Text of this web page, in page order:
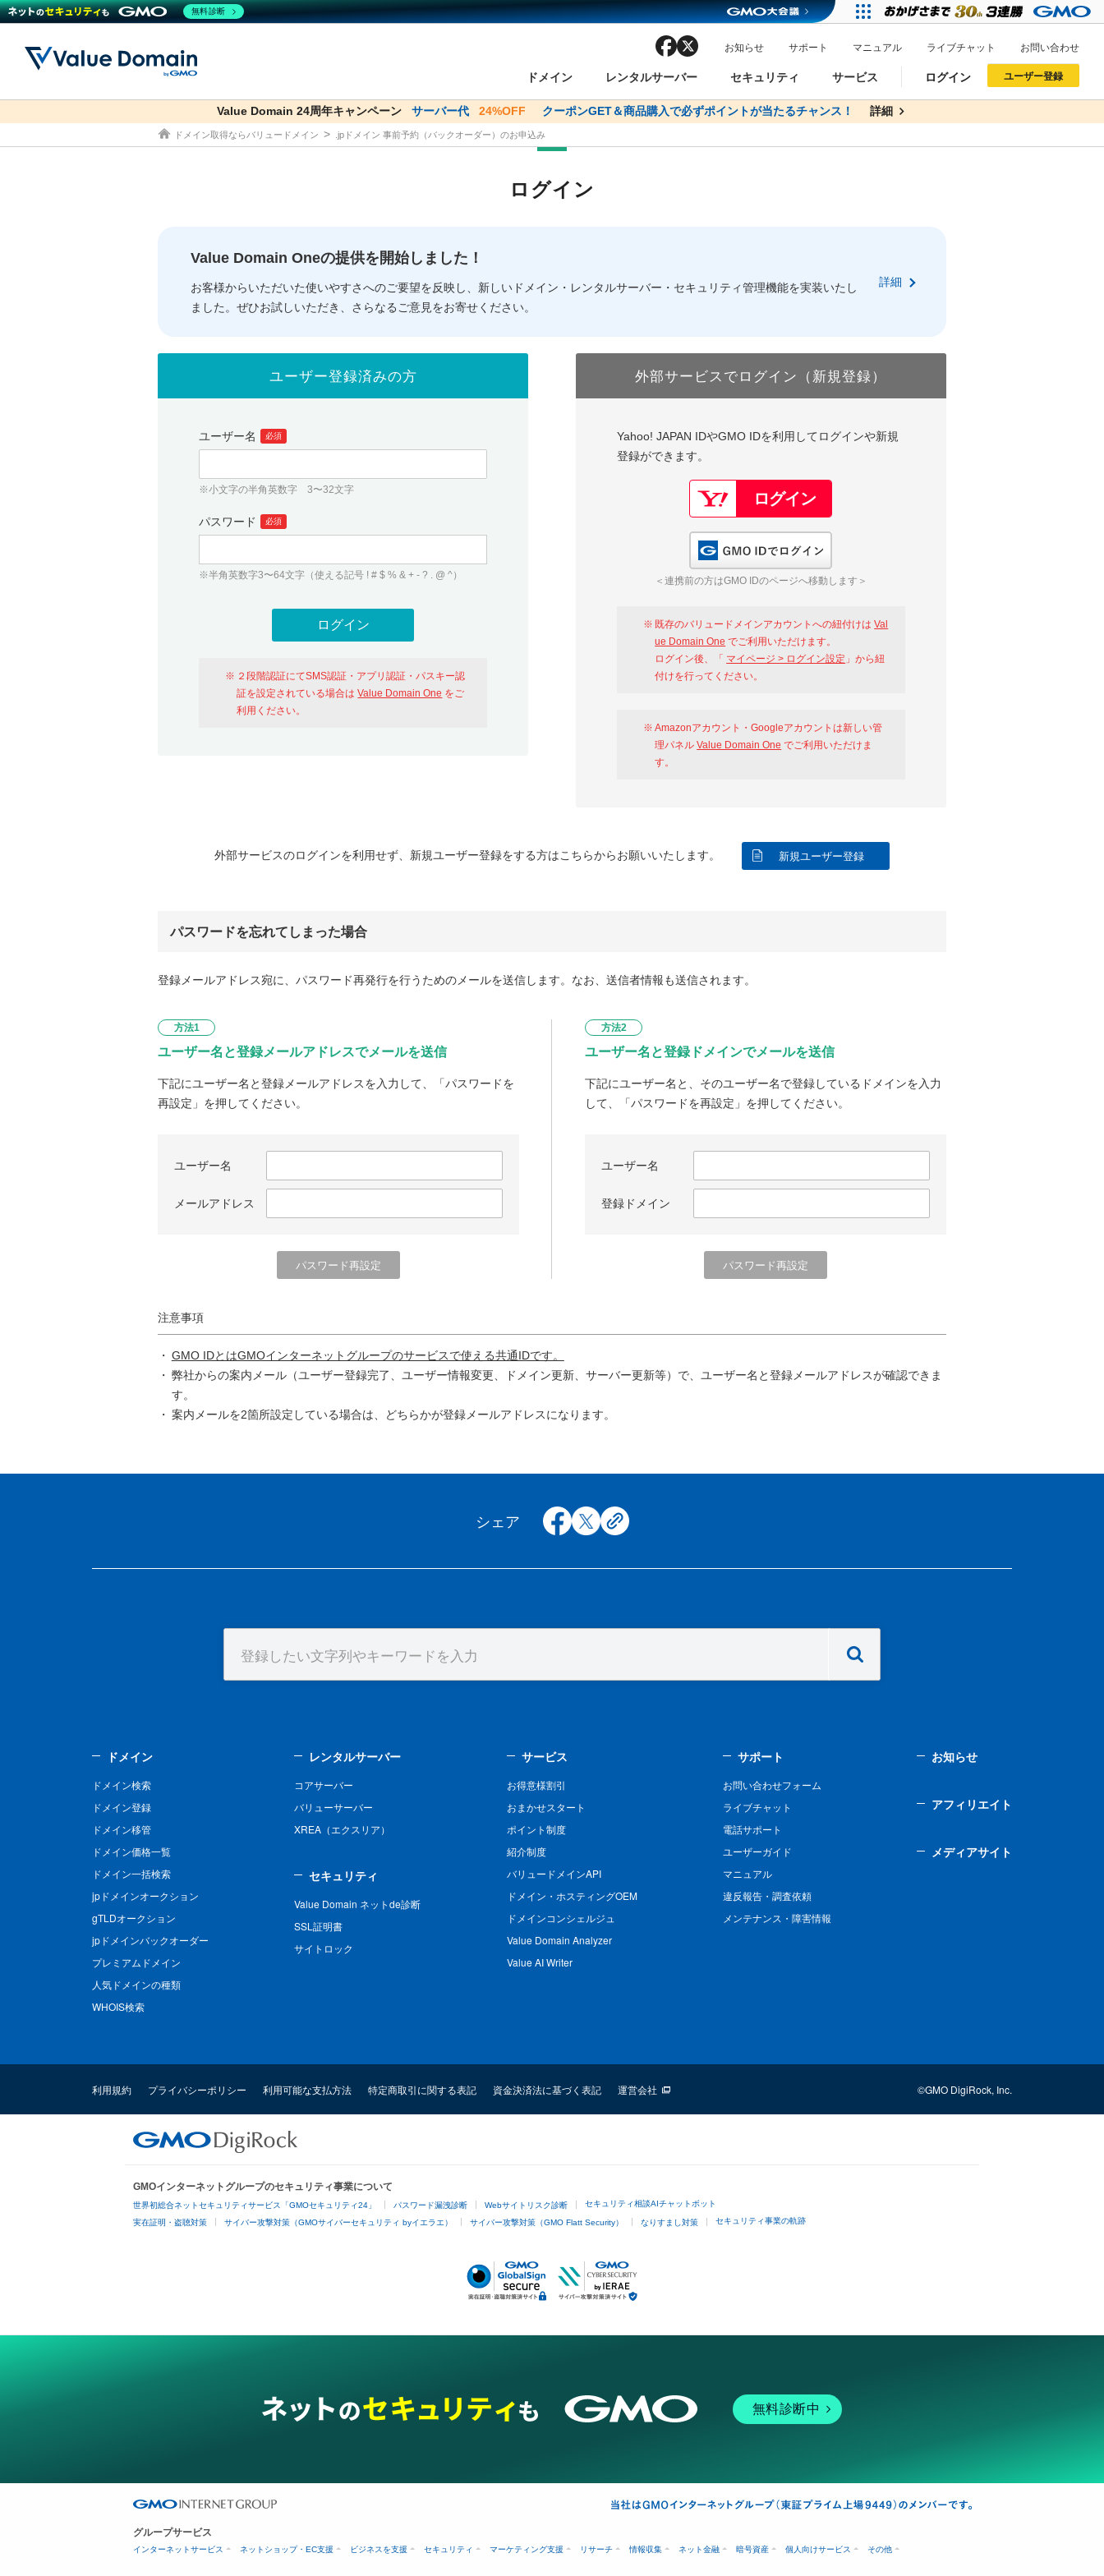
ドメイン
ドメイン ドメイン検索
ドメイン一括検索
人気ドメインの種類 WHOIS検索
レンタルサーバー
レンタルサーバー コアサーバー
セキュリティ
セキュリティ Value Domain ネットde診断
サービス
サービス お得意様割引
バリュードメインAPI
facebook お知らせ サポート マニュアル ライブチャット お問い合わせ
ログイン
従来のバリュードメインをご利用希望の方 おすすめ One レンタルサーバーを含む最新の機能を使う方
以下でもログイン可能
ユーザー登録
従来のバリュードメインをご利用希望の方 おすすめ One レンタルサーバーを含む最新の機能を使う方
以下でも登録可能
Value Domain 24周年キャンペーン サーバー代 24%OFF クーポンGET＆商品購入で必ずポイントが当たるチャンス！ 詳細
co.jpドメイン✕コアサーバーV2ビジネス応援キャンペーン サーバー料金1年間無料 詳細
ドメイン取得ならバリュードメイン .jpドメイン 事前予約（バックオーダー）のお申込み
ログイン
Value Domain Oneの提供を開始しました！
お客様からいただいた使いやすさへのご要望を反映し、新しいドメイン・レンタルサーバー・セキュリティ管理機能を実装いたし
ました。ぜひお試しいただき、さらなるご意見をお寄せください。
詳細
ユーザー登録済みの方
ユーザー名 必須
※小文字の半角英数字 3〜32文字
パスワード 必須
※半角英数字3〜64文字（使える記号 ! # $ % & + - ? . @ ^）
２段階認証にてSMS認証・アプリ認証・パスキー認
証を設定されている場合はValue Domain One をご
利用ください。
外部サービスでログイン（新規登録）
Yahoo! JAPAN IDやGMO IDを利用してログインや新規
登録ができます。
＜連携前の方はGMO IDのページへ移動します＞
既存のバリュードメインアカウントへの紐付けはVal
ue Domain One でご利用いただけます。
ログイン後、「 マイページ > ログイン設定 」から紐
付けを行ってください。
Amazonアカウント・Googleアカウントは新しい管
理パネルValue Domain One でご利用いただけま
す。
外部サービスのログインを利用せず、新規ユーザー登録をする方はこちらからお願いいたします。 新規ユーザー登録
パスワードを忘れてしまった場合
登録メールアドレス宛に、パスワード再発行を行うためのメールを送信します。なお、送信者情報も送信されます。
方法1
ユーザー名と登録メールアドレスでメールを送信
下記にユーザー名と登録メールアドレスを入力して、「パスワードを
再設定」を押してください。
ユーザー名
メールアドレス
方法2
ユーザー名と登録ドメインでメールを送信
下記にユーザー名と、そのユーザー名で登録しているドメインを入力
して、「パスワードを再設定」を押してください。
ユーザー名
登録ドメイン
注意事項
GMO IDとはGMOインターネットグループのサービスで使える共通IDです。
弊社からの案内メール（ユーザー登録完了、ユーザー情報変更、ドメイン更新、サーバー更新等）で、ユーザー名と登録メールアドレスが確認できま
す。
案内メールを2箇所設定している場合は、どちらかが登録メールアドレスになります。
シェア facebook
x copy
ドメイン
ドメイン検索
ドメイン登録
ドメイン移管
ドメイン価格一覧
ドメイン一括検索
jpドメインオークション
gTLDオークション
jpドメインバックオーダー
プレミアムドメイン
人気ドメインの種類
WHOIS検索
レンタルサーバー
コアサーバー
バリューサーバー
XREA（エクスリア）
セキュリティ
Value Domain ネットde診断
SSL証明書
サイトロック
サービス
お得意様割引
おまかせスタート
ポイント制度
紹介制度
バリュードメインAPI
ドメイン・ホスティングOEM
ドメインコンシェルジュ
Value Domain Analyzer
Value AI Writer
サポート
お問い合わせフォーム
ライブチャット
電話サポート
ユーザーガイド
マニュアル
違反報告・調査依頼
メンテナンス・障害情報
お知らせ
アフィリエイト
メディアサイト
利用規約 プライバシーポリシー 利用可能な支払方法 特定商取引に関する表記 資金決済法に基づく表記 運営会社 ©GMO DigiRock, Inc.
GMOインターネットグループのセキュリティ事業について
世界初総合ネットセキュリティサービス「GMOセキュリティ24」 パスワード漏洩診断 Webサイトリスク診断 セキュリティ相談AIチャットボット
実在証明・盗聴対策 サイバー攻撃対策（GMOサイバーセキュリティ byイエラエ） サイバー攻撃対策（GMO Flatt Security） なりすまし対策 セキュリティ事業の軌跡
無料診断中
グループサービス
インターネットサービス ネットショップ・EC支援 ビジネスを支援 セキュリティ マーケティング支援 リサーチ 情報収集 ネット金融 暗号資産 個人向けサービス その他
無料診断